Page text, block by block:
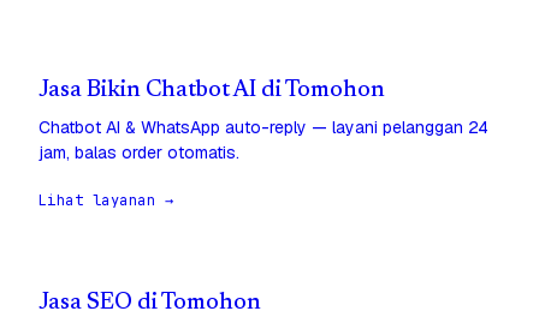
Jasa Bikin Chatbot AI di Tomohon
Chatbot AI & WhatsApp auto-reply — layani pelanggan 24
jam, balas order otomatis.
Lihat layanan →
Jasa SEO di Tomohon